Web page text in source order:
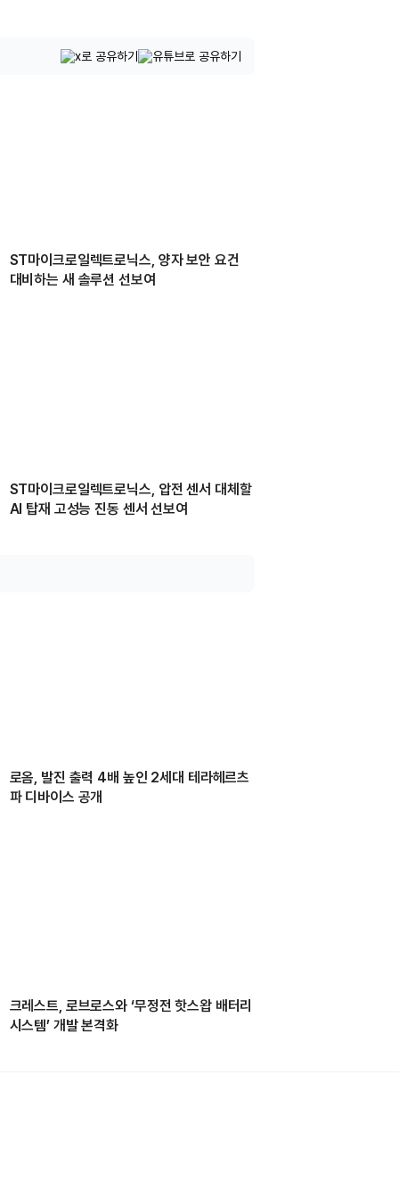
ST마이크로일렉트로닉스, 양자 보안 요건
대비하는 새 솔루션 선보여
ST마이크로일렉트로닉스, 압전 센서 대체할
AI 탑재 고성능 진동 센서 선보여
로옴, 발진 출력 4배 높인 2세대 테라헤르츠
파 디바이스 공개
크레스트, 로브로스와 ‘무정전 핫스왑 배터리
시스템’ 개발 본격화